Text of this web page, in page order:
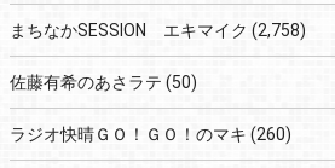
まちなかSESSION エキマイク (2,758)
佐藤有希のあさラテ (50)
ラジオ快晴ＧＯ！ＧＯ！のマキ (260)